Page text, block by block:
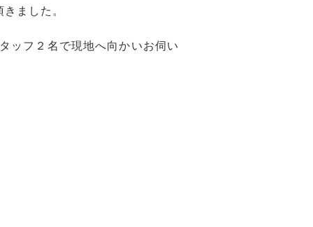
ました。
ッフ２名で現地へ向かいお伺い